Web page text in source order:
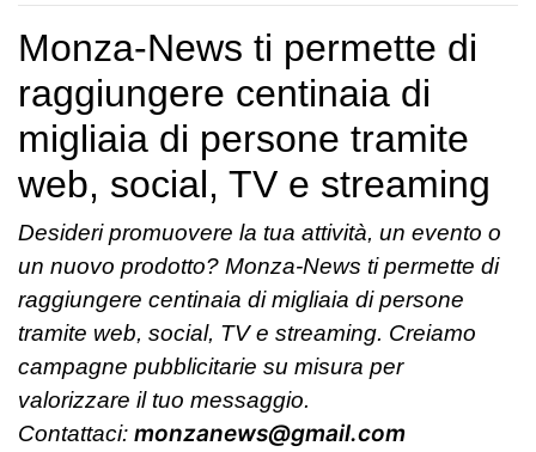
Monza-News ti permette di
raggiungere centinaia di
migliaia di persone tramite
web, social, TV e streaming
Desideri promuovere la tua attività, un evento o
un nuovo prodotto? Monza-News ti permette di
raggiungere centinaia di migliaia di persone
tramite web, social, TV e streaming. Creiamo
campagne pubblicitarie su misura per
valorizzare il tuo messaggio.
Contattaci: monzanews@gmail.com